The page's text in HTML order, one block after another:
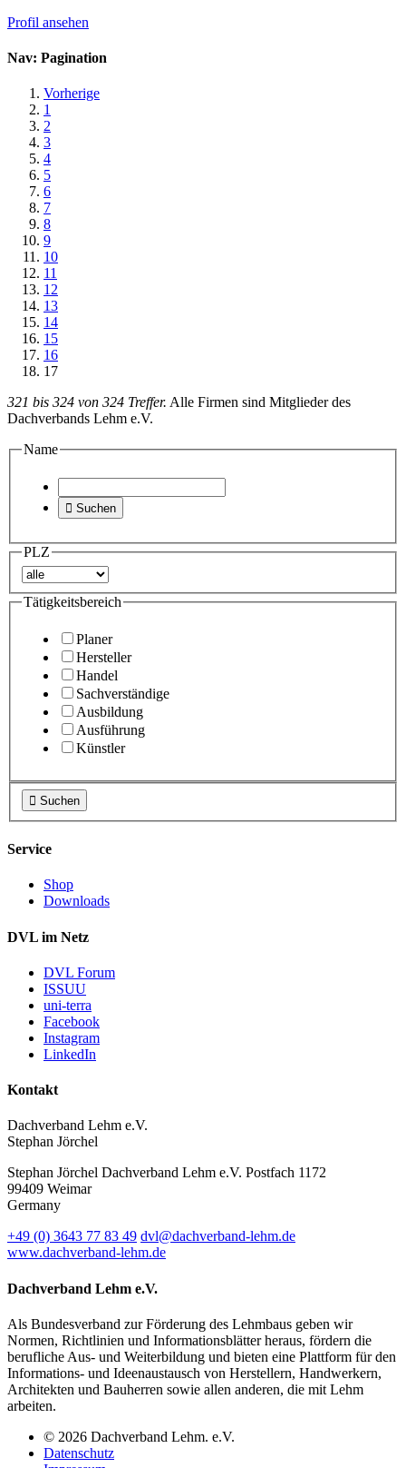
Profil ansehen
Nav: Pagination
Vorherige
1
2
3
4
5
6
7
8
9
10
11
12
13
14
15
16
17
321 bis 324 von 324 Treffer. Alle Firmen sind Mitglieder des
Dachverbands Lehm e.V.
Name
 Suchen
PLZ
Tätigkeitsbereich
Planer
Hersteller
Handel
Sachverständige
Ausbildung
Ausführung
Künstler
 Suchen
Service
Shop
Downloads
DVL im Netz
DVL Forum
ISSUU
uni-terra
Facebook
Instagram
LinkedIn
Kontakt
Dachverband Lehm e.V.
Stephan Jörchel
Stephan Jörchel Dachverband Lehm e.V. Postfach 1172
99409 Weimar
Germany
+49 (0) 3643 77 83 49 dvl@dachverband-lehm.de
www.dachverband-lehm.de
Dachverband Lehm e.V.
Als Bundesverband zur Förderung des Lehmbaus geben wir
Normen, Richtlinien und Informationsblätter heraus, fördern die
berufliche Aus- und Weiterbildung und bieten eine Plattform für den
Informations- und Ideenaustausch von Herstellern, Handwerkern,
Architekten und Bauherren sowie allen anderen, die mit Lehm
arbeiten.
© 2026 Dachverband Lehm. e.V.
Datenschutz